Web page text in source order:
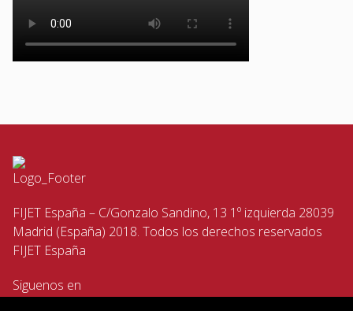
FIJET España – C/Gonzalo Sandino, 13 1º izquierda 28039
Madrid (España) 2018. Todos los derechos reservados
FIJET España
Siguenos en